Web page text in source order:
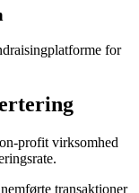
for
profit virksomhed
transaktioner